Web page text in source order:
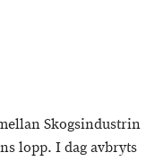
Skogsindustrin
lopp. I dag avbryts